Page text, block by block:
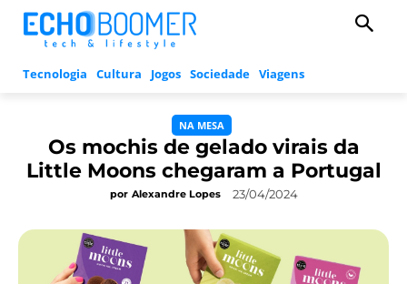
Tecnologia Cultura Jogos Sociedade Viagens
NA MESA
Os mochis de gelado virais da
Little Moons chegaram a Portugal
por Alexandre Lopes 23/04/2024